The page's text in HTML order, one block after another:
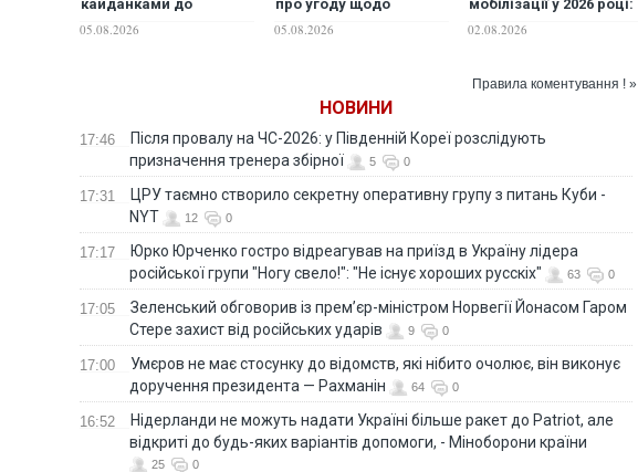
кайданками до
ніч: судитимуть
05.08.2026
про угоду щодо
Іраном, - Axios
05.08.2026
мобілізації у 2026 році:
02.08.2026
Правила коментування ! »
НОВИНИ
17:46
Після провалу на ЧС-2026: у Південній Кореї розслідують
призначення тренера збірної
5 0
17:31
ЦРУ таємно створило секретну оперативну групу з питань Куби -
NYT
12 0
17:17
Юрко Юрченко гостро відреагував на приїзд в Україну лідера
російської групи "Ногу свело!": "Не існує хороших русскіх"
63 0
17:05
Зеленський обговорив із прем’єр-міністром Норвегії Йонасом Гаром
Стере захист від російських ударів
9 0
17:00
Умєров не має стосунку до відомств, які нібито очолює, він виконує
доручення президента — Рахманін
64 0
16:52
Нідерланди не можуть надати Україні більше ракет до Patriot, але
відкриті до будь-яких варіантів допомоги, - Міноборони країни
25 0